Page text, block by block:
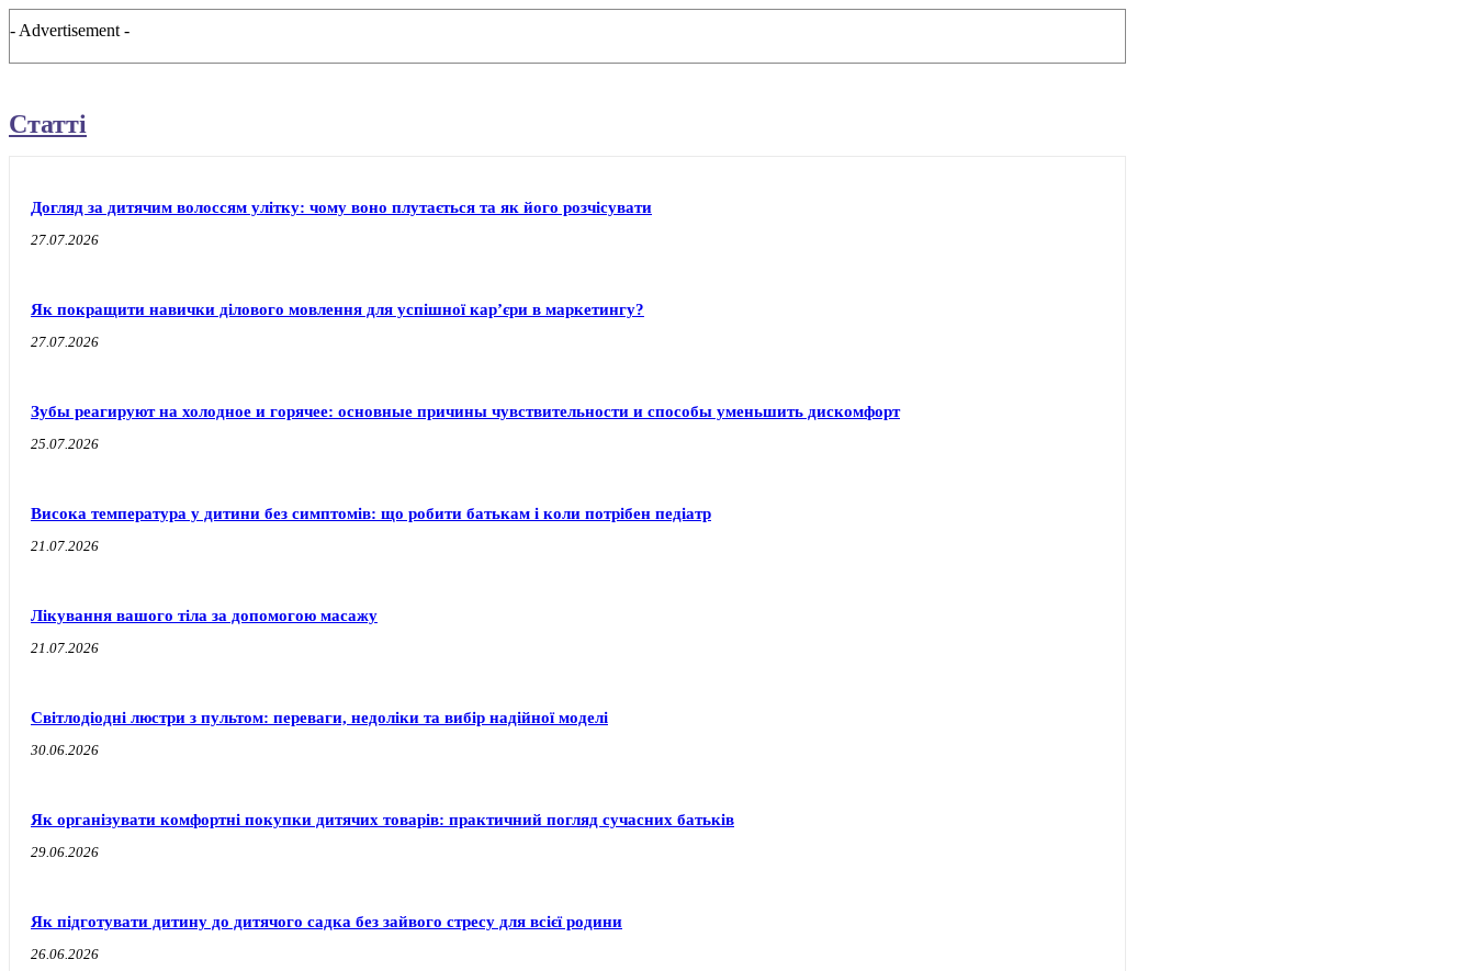
- Advertisement -
Статті
Догляд за дитячим волоссям улітку: чому воно плутається та як його розчісувати
27.07.2026
Як покращити навички ділового мовлення для успішної кар’єри в маркетингу?
27.07.2026
Зубы реагируют на холодное и горячее: основные причины чувствительности и способы уменьшить дискомфорт
25.07.2026
Висока температура у дитини без симптомів: що робити батькам і коли потрібен педіатр
21.07.2026
Лікування вашого тіла за допомогою масажу
21.07.2026
Світлодіодні люстри з пультом: переваги, недоліки та вибір надійної моделі
30.06.2026
Як організувати комфортні покупки дитячих товарів: практичний погляд сучасних батьків
29.06.2026
Як підготувати дитину до дитячого садка без зайвого стресу для всієї родини
26.06.2026